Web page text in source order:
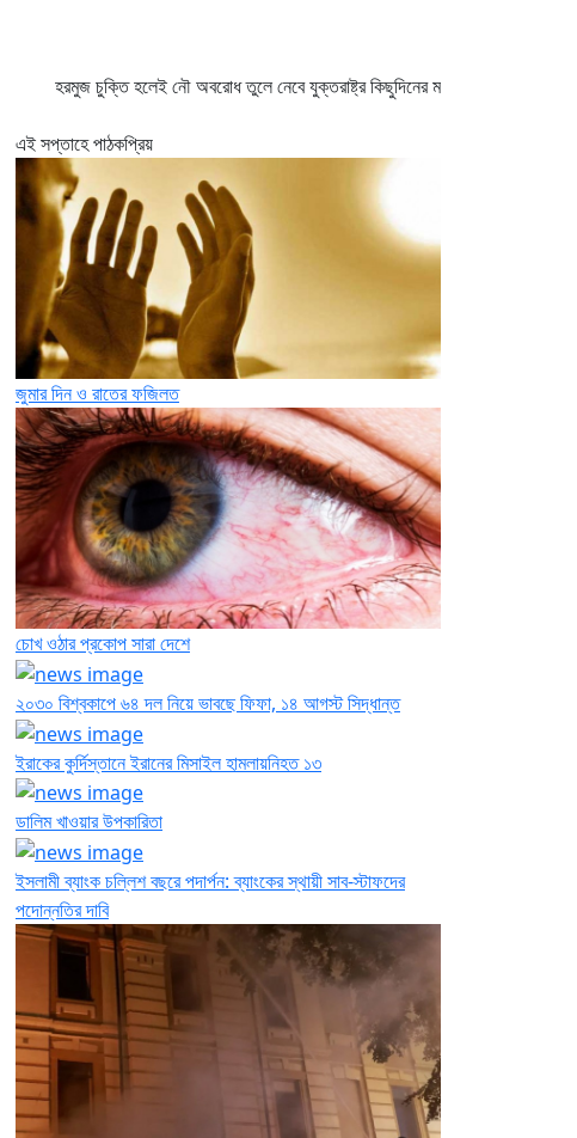
হরমুজ চুক্তি হলেই নৌ অবরোধ তুলে নেবে যুক্তরাষ্ট্রকিছুদিনের মধ্যেই তিস্তা পাইলট প্রকল্পের
এই সপ্তাহে পাঠকপ্রিয়
জুমার দিন ও রাতের ফজিলত
চোখ ওঠার প্রকোপ সারা দেশে
২০৩০ বিশ্বকাপে ৬৪ দল নিয়ে ভাবছে ফিফা, ১৪ আগস্ট সিদ্ধান্ত
ইরাকের কুর্দিস্তানে ইরানের মিসাইল হামলায়নিহত ১৩
ডালিম খাওয়ার উপকারিতা
ইসলামী ব্যাংক চল্লিশ বছরে পদার্পন: ব্যাংকের স্থায়ী সাব-স্টাফদের
পদোন্নতির দাবি